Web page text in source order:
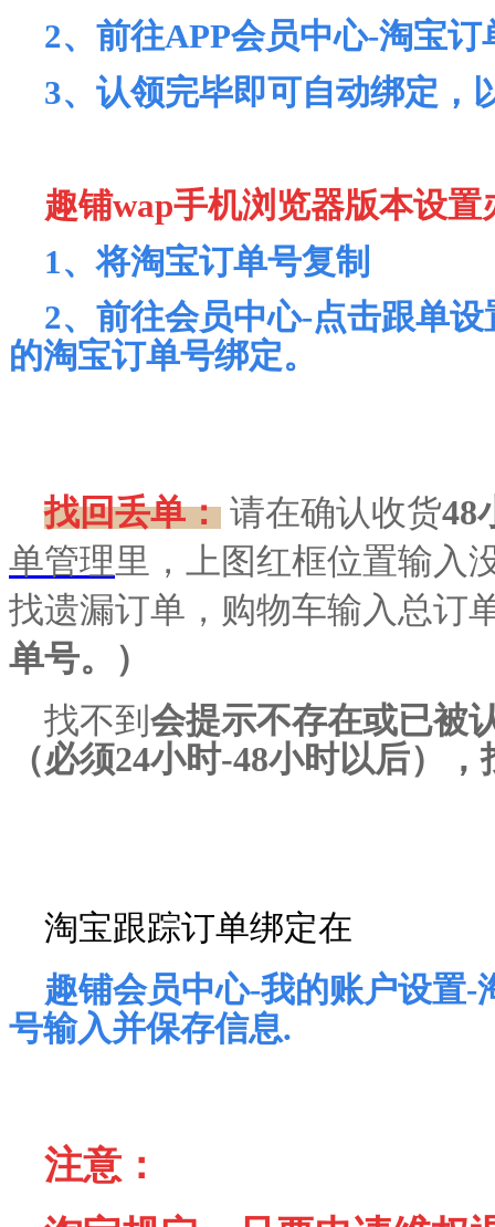
2、前往APP会员中心-淘宝
3、认领完毕即可自动绑定，
趣铺wap手机浏览器版本设置
1、将淘宝订单号复制
2、前往会员中心-点击跟单
的淘宝订单号绑定。
找回丢单： 请在确认收货48
单管理里，上图红框位置输入
找遗漏订单，购物车输入总订
单号。）
找不到 会提示不存在或已被
（必须24小时-48小时以后）
淘宝跟踪订单绑定在
趣铺会员中心-我的账户设置-
号输入并保存信息.
注意：